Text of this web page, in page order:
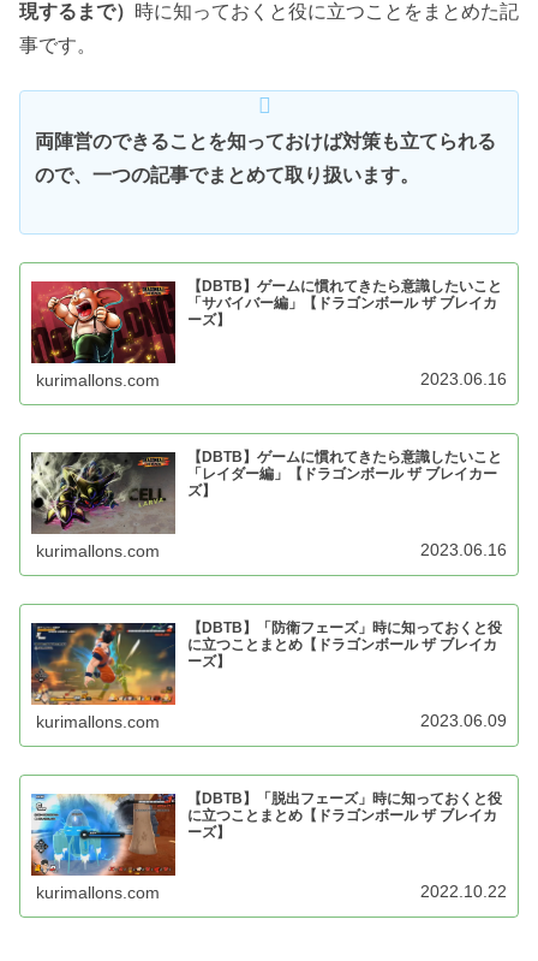
現するまで） 時に知っておくと役に立つことをまとめた記
事です。
両陣営のできることを知っておけば対策も立てられる
ので、一つの記事でまとめて取り扱います。
【DBTB】ゲームに慣れてきたら意識したいこと
「サバイバー編」【ドラゴンボール ザ ブレイカ
ーズ】
kurimallons.com 2023.06.16
【DBTB】ゲームに慣れてきたら意識したいこと
「レイダー編」【ドラゴンボール ザ ブレイカー
ズ】
kurimallons.com 2023.06.16
【DBTB】「防衛フェーズ」時に知っておくと役
に立つことまとめ【ドラゴンボール ザ ブレイカ
ーズ】
kurimallons.com 2023.06.09
【DBTB】「脱出フェーズ」時に知っておくと役
に立つことまとめ【ドラゴンボール ザ ブレイカ
ーズ】
kurimallons.com 2022.10.22